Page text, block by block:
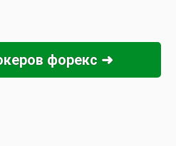
форекс ➜